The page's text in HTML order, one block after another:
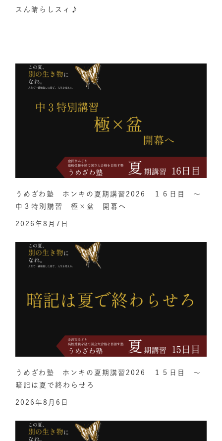
スん晴らしスィ♪
うめざわ塾 ホンキの夏期講習2026 １６日目 ～
中３特別講習 極×盆 開幕へ
2026年8月7日
うめざわ塾 ホンキの夏期講習2026 １５日目 ～
暗記は夏で終わらせろ
2026年8月6日